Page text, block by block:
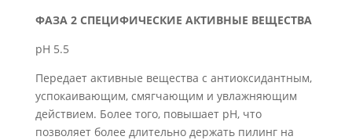
ФАЗА 2 СПЕЦИФИЧЕСКИЕ АКТИВНЫЕ ВЕЩЕСТВА
pH 5.5
Передает активные вещества с антиоксидантным,
успокаивающим, смягчающим и увлажняющим
действием. Более того, повышает pH, что
позволяет более длительно держать пилинг на